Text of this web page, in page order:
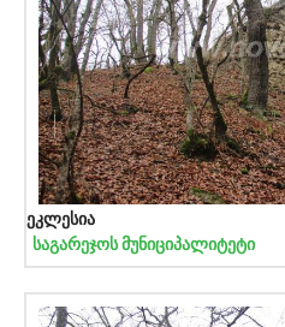
ეკლესია
საგარეჯოს მუნიციპალიტეტი